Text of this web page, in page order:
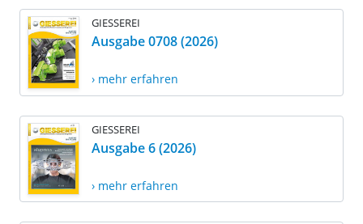
GIESSEREI
Ausgabe 0708 (2026)
› mehr erfahren
GIESSEREI
Ausgabe 6 (2026)
› mehr erfahren